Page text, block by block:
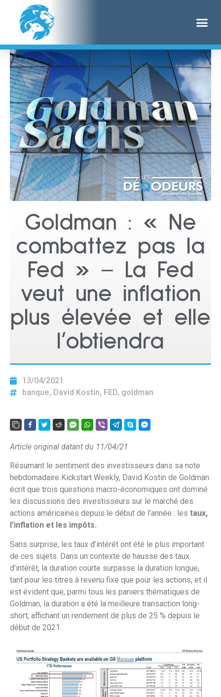
Goldman : « Ne
combattez pas la
Fed » – La Fed
veut une inflation
plus élevée et elle
l’obtiendra
13/04/2021
banque, David Kostin, FED, goldman
Article original datant du 11/04/21
Résumant le sentiment des investisseurs dans sa note
hebdomadaire Kickstart Weekly, David Kostin de Goldman
écrit que trois questions macro-économiques ont dominé
les discussions des investisseurs sur le marché des
actions américaines depuis le début de l’année : les taux,
l’inflation et les impôts.
Sans surprise, les taux d’intérêt ont été le plus important
de ces sujets. Dans un contexte de hausse des taux
d’intérêt, la duration courte surpasse la duration longue,
tant pour les titres à revenu fixe que pour les actions, et il
est évident que, parmi tous les paniers thématiques de
Goldman, la duration a été la meilleure transaction long-
short, affichant un rendement de plus de 25 % depuis le
début de 2021.